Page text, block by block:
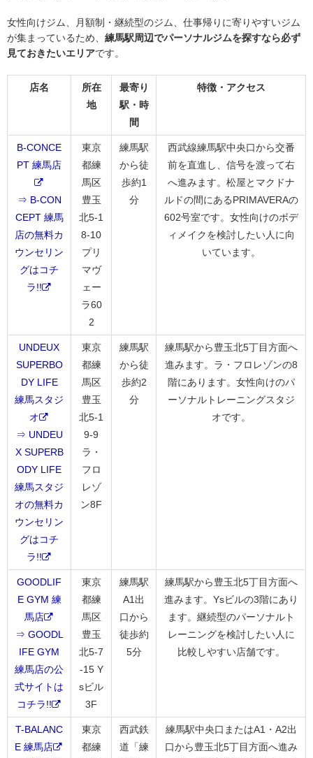
女性向けジム、月額制・継続型のジム、仕事帰りに寄りやすいジム
が集まっているため、 練馬駅周辺でパーソナルジムを探すなら必ず
見ておきたいエリアです。
店名
所在
地
最寄り
駅・時
間
特徴・アクセス
B-CONCE
PT 練馬店
⇒ B-CON
CEPT 練馬
店の無料カ
ウンセリン
グはコチ
ラ!!
東京
都練
馬区
豊玉
北5-1
8-10
プリ
マヴ
ェー
ラ60
2
練馬駅
から徒
歩約1
分
西武線練馬駅中央口から交番
前を直進し、信号を渡って右
へ進みます。松屋とマクドナ
ルドの間にあるPRIMAVERAの
602号室です。女性向けのボデ
ィメイクを検討したい人に向
いています。
UNDEUX
SUPERBO
DY LIFE
練馬スタジ
オ
⇒ UNDEU
X SUPERB
ODY LIFE
練馬スタジ
オの無料カ
ウンセリン
グはコチ
ラ!!
東京
都練
馬区
豊玉
北5-1
9-9
ラ・
フロ
レゾ
ン8F
練馬駅
から徒
歩約2
分
練馬駅から豊玉北5丁目方面へ
進みます。ラ・フロレゾンの8
階にあります。女性向けのパ
ーソナルトレーニングスタジ
オです。
GOODLIF
E GYM 練
馬店
⇒ GOODL
IFE GYM
練馬店の公
式サイトは
コチラ!!
東京
都練
馬区
豊玉
北5-7
-15 Y
sビル
3F
練馬駅
A1出
口から
徒歩約
5分
練馬駅から豊玉北5丁目方面へ
進みます。Ysビルの3階にあり
ます。継続型のパーソナルト
レーニングを検討したい人に
比較しやすい店舗です。
T-BALANC
E 練馬店
東京
都練
西武鉄
道「練
練馬駅中央口またはA1・A2出
口から豊玉北5丁目方面へ進み